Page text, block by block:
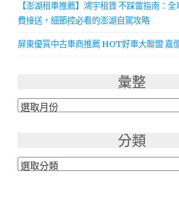
【澎湖租車推薦】鴻宇租賃 不踩雷指南：
費接送，細節控必看的澎湖自駕攻略
屏東優質中古車商推薦 HOT好車大聯盟 嘉
彙整
彙
分類
分